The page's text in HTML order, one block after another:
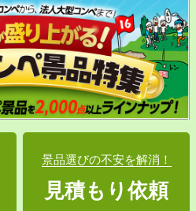
景品選びの不安を解消！
見積もり依頼